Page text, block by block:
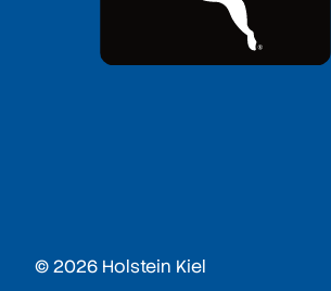
© 2026 Holstein Kiel